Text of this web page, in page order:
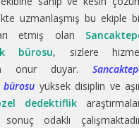
uzmanlaşmış bu ekiple
etmiş olan
bürosu, sizlere
onur duyar.
yüksek disiplin ve
dedektiflik
odaklı